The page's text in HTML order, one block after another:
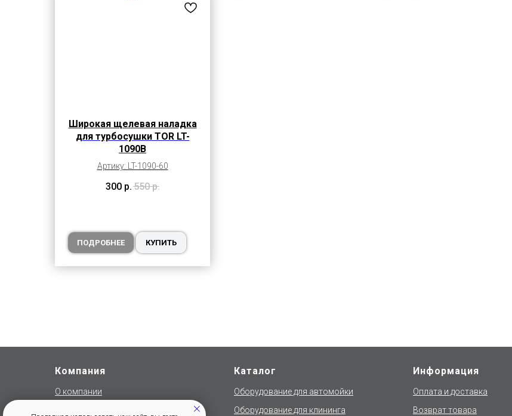
Широкая щелевая наладка
для турбосушки TOR LT-
1090B
Артику: LT-1090-60
300 р.550 р.
ПОДРОБНЕЕ КУПИТЬ
Компания
О компании
Каталог
Оборудование для автомойки
Оборудование для клининга
Информация
Оплата и доставка
Возврат товара